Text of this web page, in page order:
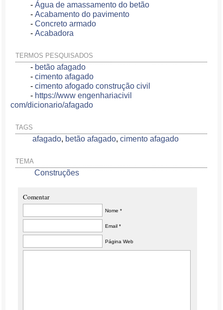
-Água de amassamento do betão
-Acabamento do pavimento
-Concreto armado
-Acabadora
TERMOS PESQUISADOS
- betão afagado
-cimento afagado
-cimento afogado construção civil
- https://www engenhariacivil
com/dicionario/afagado
TAGS
afagado, betão afagado,cimento afagado
TEMA
Construções
Comentar
Nome *
Email *
Página Web